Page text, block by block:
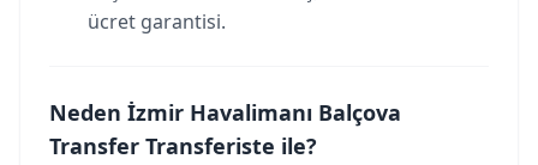
ücret garantisi.
Neden İzmir Havalimanı Balçova
Transfer Transferiste ile?